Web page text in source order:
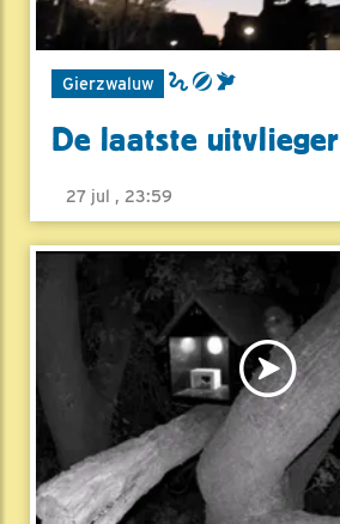
Gierzwaluw
De laatste uitvlieger
27 jul , 23:59